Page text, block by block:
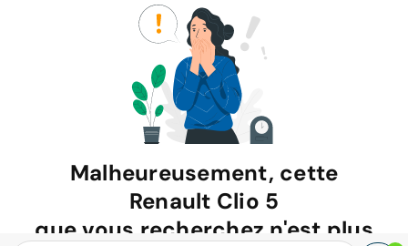
Malheureusement, cette
Renault Clio 5
que vous recherchez n'est plus